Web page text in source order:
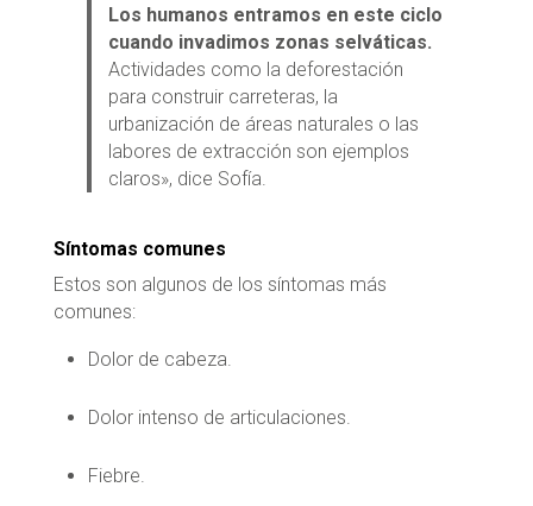
Los humanos entramos en este ciclo
cuando invadimos zonas selváticas.
Actividades como la deforestación
para construir carreteras, la
urbanización de áreas naturales o las
labores de extracción son ejemplos
claros», dice Sofía.
Síntomas comunes
Estos son algunos de los síntomas más
comunes:
Dolor de cabeza.
Dolor intenso de articulaciones.
Fiebre.